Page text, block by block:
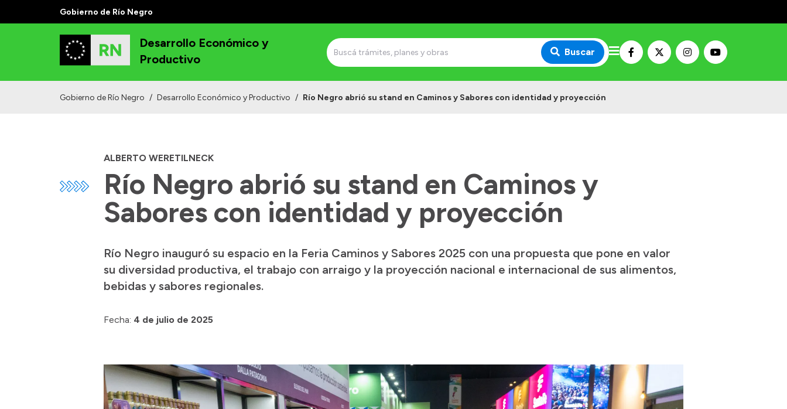
Gobierno de Río Negro
Desarrollo Económico y
Productivo
Buscar
Gobierno de Río Negro / Desarrollo Económico y Productivo / Río Negro abrió su stand en Caminos y Sabores con identidad y proyección
ALBERTO WERETILNECK
Río Negro abrió su stand en Caminos y
Sabores con identidad y proyección
Río Negro inauguró su espacio en la Feria Caminos y Sabores 2025 con una propuesta que pone en valor
su diversidad productiva, el trabajo con arraigo y la proyección nacional e internacional de sus alimentos,
bebidas y sabores regionales.
Fecha: 4 de julio de 2025